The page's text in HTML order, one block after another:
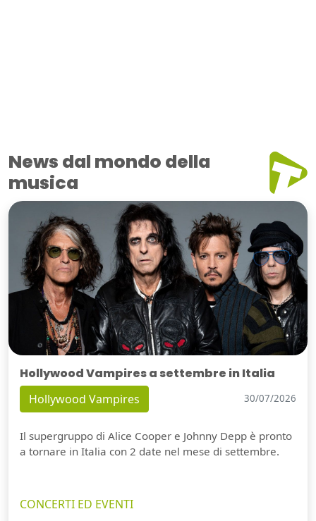
News dal mondo della
musica
Hollywood Vampires a settembre in Italia
Hollywood Vampires 30/07/2026
Il supergruppo di Alice Cooper e Johnny Depp è pronto
a tornare in Italia con 2 date nel mese di settembre.
CONCERTI ED EVENTI